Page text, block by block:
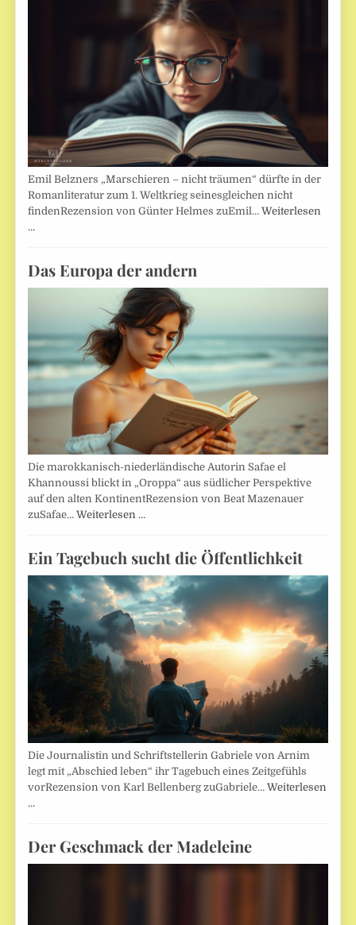
Emil Belzners „Marschieren – nicht träumen“ dürfte in der
Romanliteratur zum 1. Weltkrieg seinesgleichen nicht
findenRezension von Günter Helmes zuEmil…Weiterlesen
…
Das Europa der andern
Die marokkanisch-niederländische Autorin Safae el
Khannoussi blickt in „Oroppa“ aus südlicher Perspektive
auf den alten KontinentRezension von Beat Mazenauer
zuSafae…Weiterlesen …
Ein Tagebuch sucht die Öffentlichkeit
Die Journalistin und Schriftstellerin Gabriele von Arnim
legt mit „Abschied leben“ ihr Tagebuch eines Zeitgefühls
vorRezension von Karl Bellenberg zuGabriele…Weiterlesen
…
Der Geschmack der Madeleine